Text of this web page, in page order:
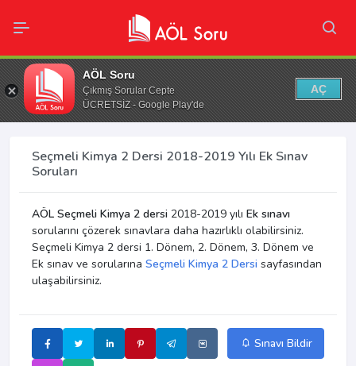
AÖL Soru
Çıkmış Sorular Cepte
ÜCRETSİZ - Google Play'de
AÇ
Seçmeli Kimya 2 Dersi 2018-2019 Yılı Ek Sınav
Soruları
AÖL Seçmeli Kimya 2 dersi 2018-2019 yılı Ek sınavı
sorularını çözerek sınavlara daha hazırlıklı olabilirsiniz.
Seçmeli Kimya 2 dersi 1. Dönem, 2. Dönem, 3. Dönem ve
Ek sınav ve sorularına Seçmeli Kimya 2 Dersi sayfasından
ulaşabilirsiniz.
Sınavı Bildir